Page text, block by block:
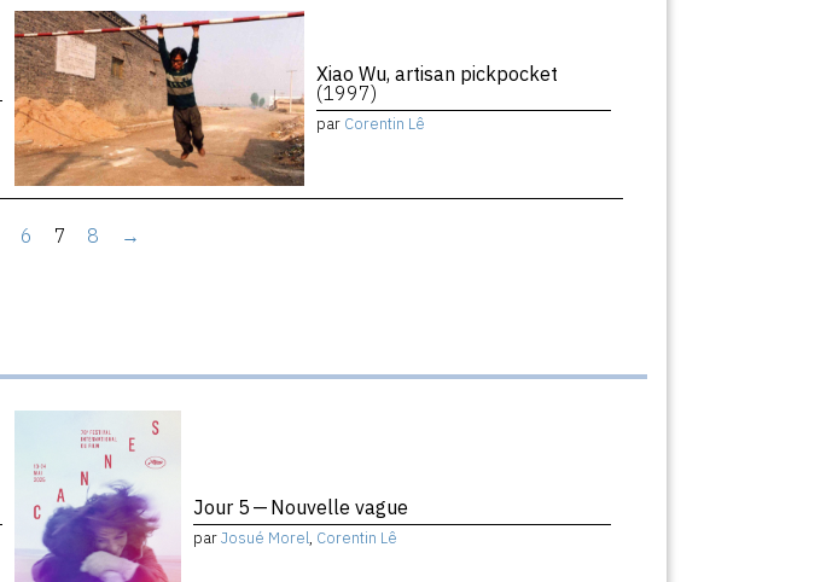
Xiao Wu, artisan pickpocket
(1997)
par Corentin Lê
6 7 8 →
Jour 5 — Nouvelle vague
parJosué Morel, Corentin Lê